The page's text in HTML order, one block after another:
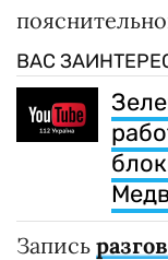
ВАС
Запись